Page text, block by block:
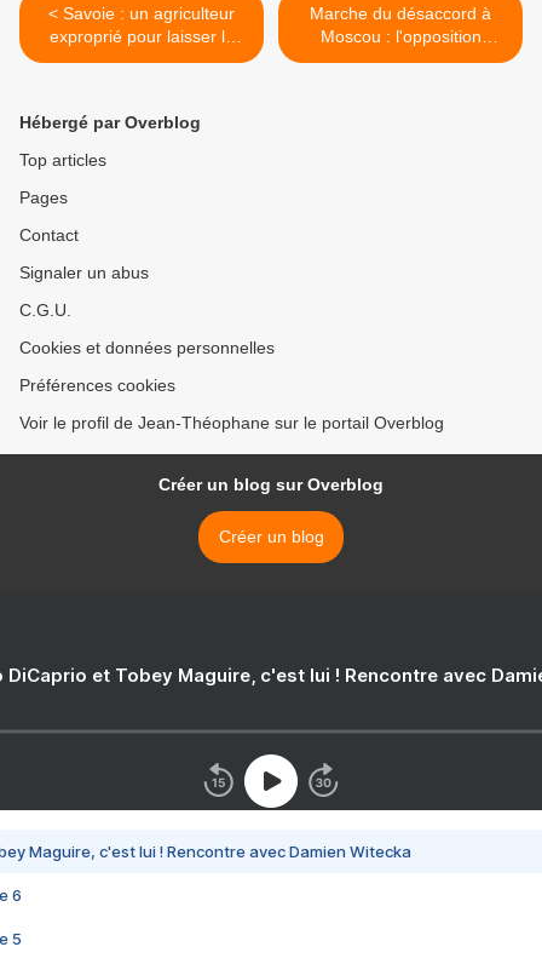
< Savoie : un agriculteur
exproprié pour laisser la
place à… une mosquée !
Marche du désaccord à
Moscou : l'opposition
accepte les conditions de la
Hébergé par Overblog
Top articles
Pages
Contact
Signaler un abus
C.G.U.
Cookies et données personnelles
Préférences cookies
Voir le profil de Jean-Théophane sur le portail Overblog
Créer un blog sur Overblog
Créer un blog
DiCaprio et Tobey Maguire, c'est lui ! Rencontre avec
Maguire, c'est lui ! Rencontre avec Damien Witecka
6
5